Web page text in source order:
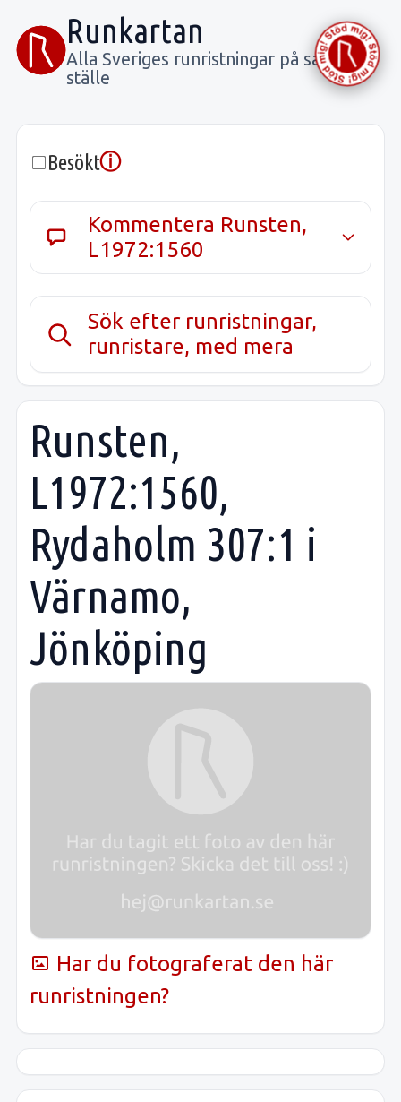
Runkartan
Alla Sveriges runristningar på samma
ställe
Besöktⓘ
Kommentera Runsten,
L1972:1560
Sök efter runristningar,
runristare, med mera
Runsten,
L1972:1560,
Rydaholm 307:1 i
Värnamo,
Jönköping
Har du fotograferat den här
runristningen?